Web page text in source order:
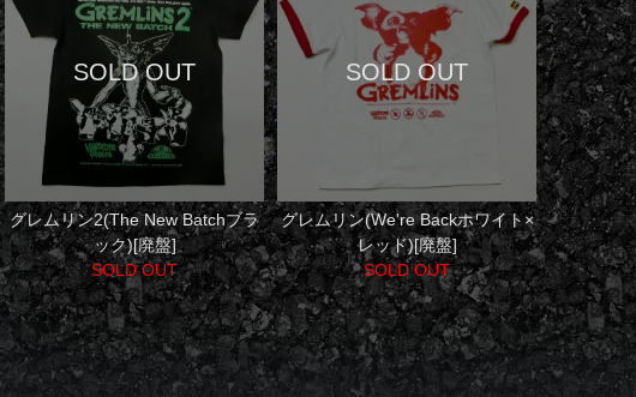
グレムリン2(The New Batchブラ
ック)[廃盤]
SOLD OUT
グレムリン(We're Backホワイト×
レッド)[廃盤]
SOLD OUT